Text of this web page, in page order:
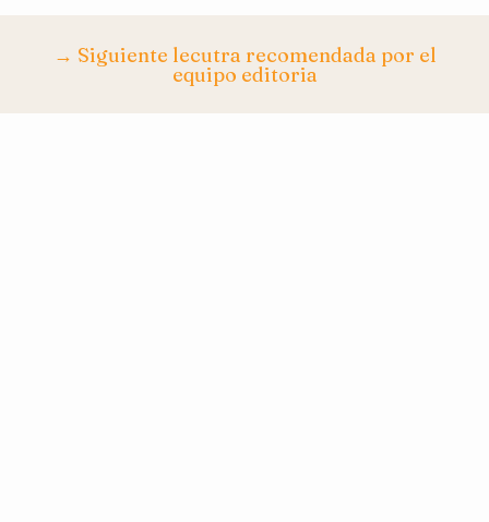
→ Siguiente lecutra recomendada por el
equipo editoria